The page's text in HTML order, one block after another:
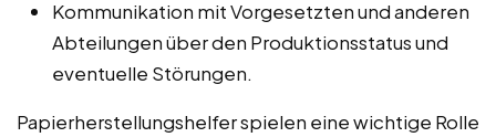
Kommunikation mit Vorgesetzten und anderen
Abteilungen über den Produktionsstatus und
eventuelle Störungen.
Papierherstellungshelfer spielen eine wichtige Rolle